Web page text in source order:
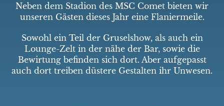
Neben dem Stadion des MSC Comet bieten wir
unseren Gästen dieses Jahr eine Flaniermeile.
Sowohl ein Teil der Gruselshow, als auch ein
Lounge-Zelt in der nähe der Bar, sowie die
Bewirtung befinden sich dort. Aber aufgepasst
auch dort treiben düstere Gestalten ihr Unwesen.